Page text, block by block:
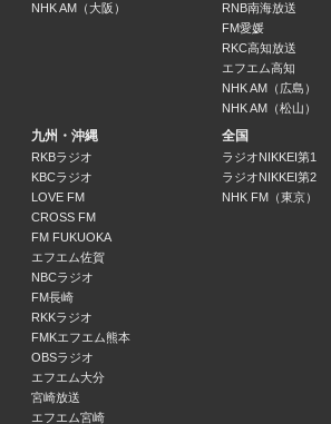
Your Playlist
WE ALL CAN BE CONNECTED． 100%
DOBERMAN INFINITY
24:30 ～ 25:00
島村 幸男 / 田中 美和子
25:00 ～ 26:00
Song of Japan Hour.2
島村 幸男 / 田中 美和子
26:00 ～ 27:00
Song of Japan Hour.3
NHK AM（大阪）
RNB南海放送
FM愛媛
RKC高知放送
エフエム高知
NHK AM（広島）
NHK AM（松山）
九州・沖縄
RKBラジオ
KBCラジオ
LOVE FM
CROSS FM
FM FUKUOKA
エフエム佐賀
NBCラジオ
FM長崎
RKKラジオ
FMKエフエム熊本
OBSラジオ
エフエム大分
宮崎放送
エフエム宮崎
全国
ラジオNIKKEI第1
ラジオNIKKEI第2
NHK FM（東京）